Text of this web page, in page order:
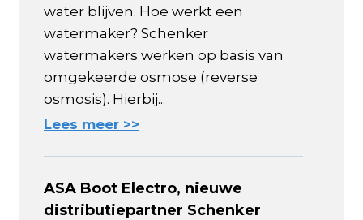
water blijven. Hoe werkt een
watermaker? Schenker
watermakers werken op basis van
omgekeerde osmose (reverse
osmosis). Hierbij...
Lees meer >>
ASA Boot Electro, nieuwe
distributiepartner Schenker